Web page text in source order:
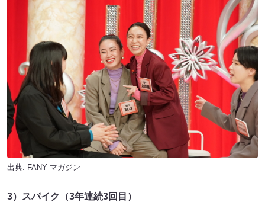
出典: FANY マガジン
3）スパイク（3年連続3回目）